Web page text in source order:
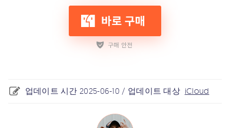
업데이트 시간 2025-06-10 / 업데이트 대상 iCloud